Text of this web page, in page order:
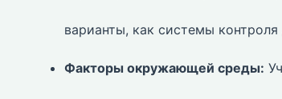
варианты, как системы
Факторы окружающей среды: